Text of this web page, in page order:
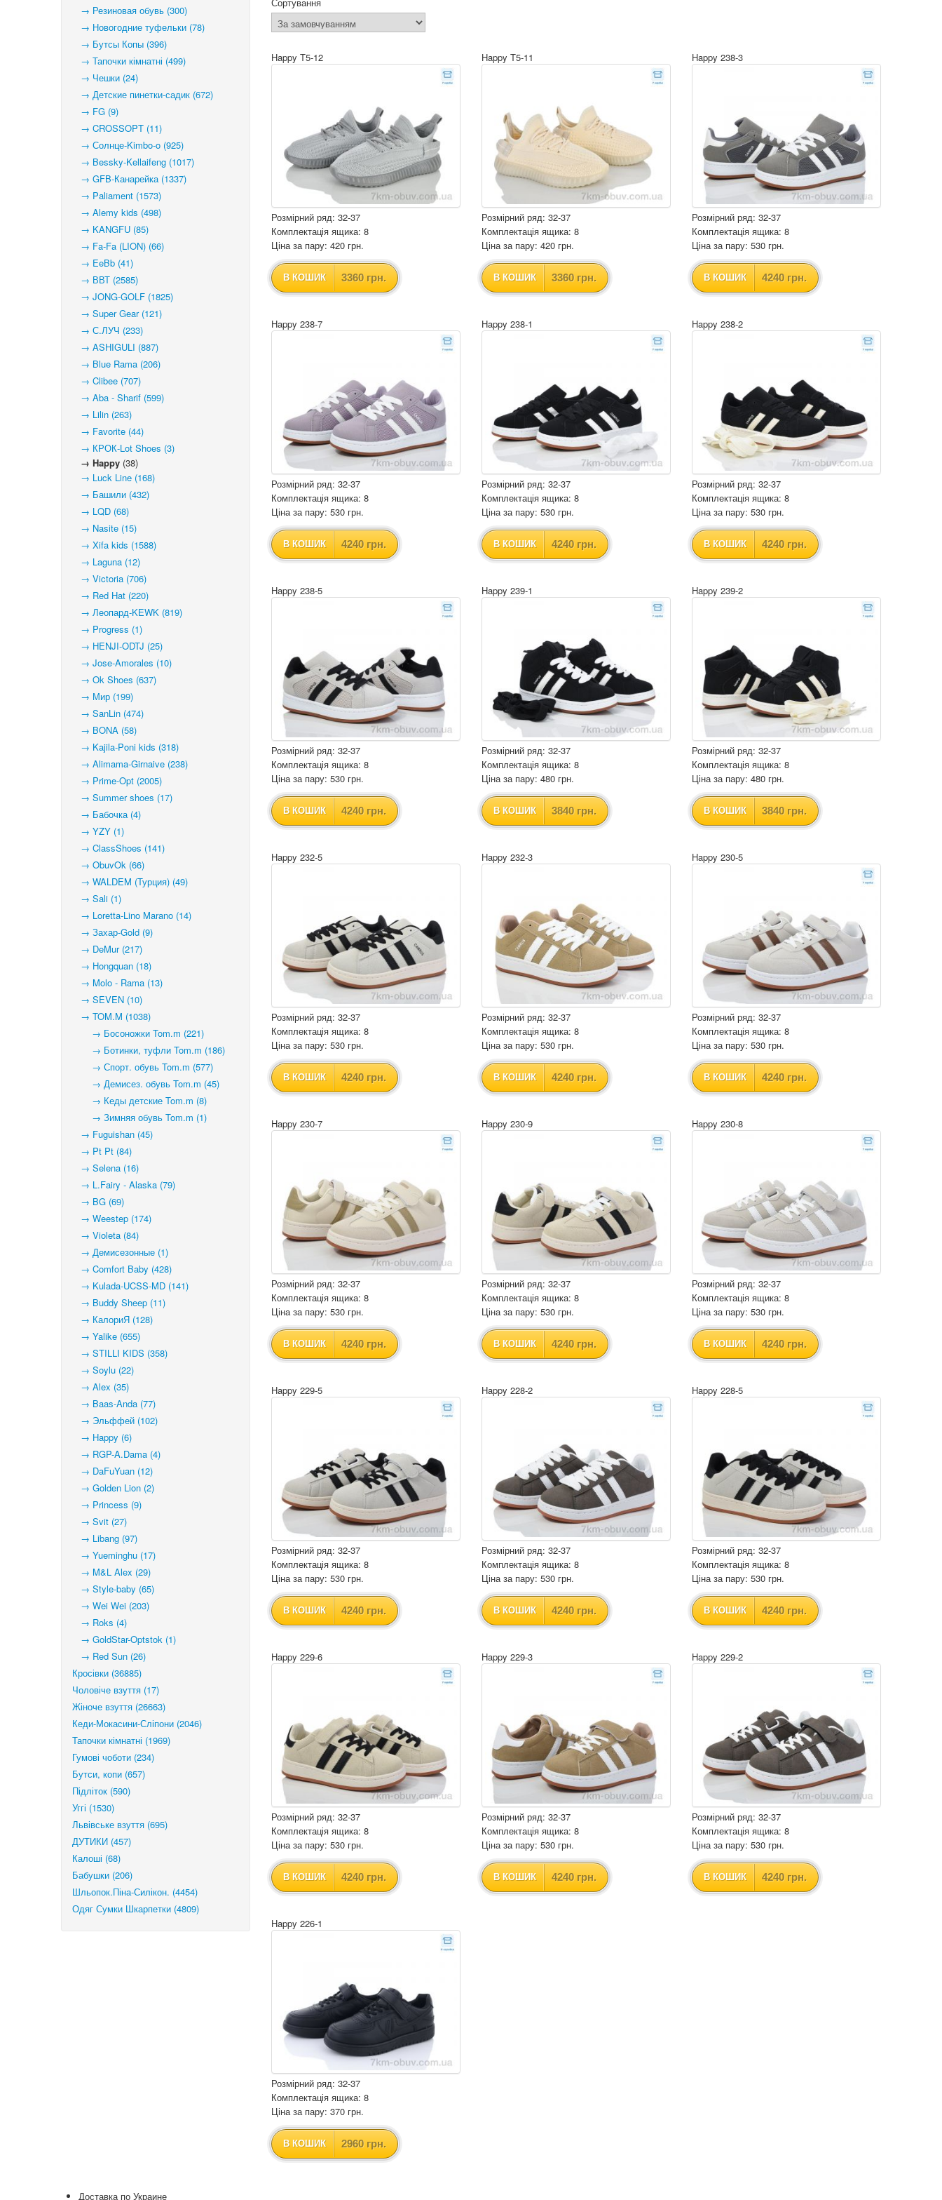
→ Резиновая обувь (300)
→ Новогодние туфельки (78)
→ Бутсы Копы (396)
→ Тапочки кімнатні (499)
→ Чешки (24)
→ Детские пинетки-садик (672)
→ FG (9)
→ CROSSOPT (11)
→ Солнце-Kimbo-o (925)
→ Bessky-Kellaifeng (1017)
→ GFB-Канарейка (1337)
→ Paliament (1573)
→ Alemy kids (498)
→ KANGFU (85)
→ Fa-Fa (LION) (66)
→ EeBb (41)
→ ВВТ (2585)
→ JONG-GOLF (1825)
→ Super Gear (121)
→ С.ЛУЧ (233)
→ ASHIGULI (887)
→ Blue Rama (206)
→ Clibee (707)
→ Aba - Sharif (599)
→ Lilin (263)
→ Favorite (44)
→ КРОК-Lot Shoes (3)
→ Happy (38)
→ Luck Line (168)
→ Башили (432)
→ LQD (68)
→ Nasite (15)
→ Xifa kids (1588)
→ Laguna (12)
→ Victoria (706)
→ Red Hat (220)
→ Леопард-KEWK (819)
→ Progress (1)
→ HENJI-ODTJ (25)
→ Jose-Amorales (10)
→ Ok Shoes (637)
→ Мир (199)
→ SanLin (474)
→ BONA (58)
→ Kajila-Poni kids (318)
→ Alimama-Girnaive (238)
→ Prime-Opt (2005)
→ Summer shoes (17)
→ Бабочка (4)
→ YZY (1)
→ ClassShoes (141)
→ ObuvOk (66)
→ WALDEM (Турция) (49)
→ Sali (1)
→ Loretta-Lino Marano (14)
→ Захар-Gold (9)
→ DeMur (217)
→ Hongquan (18)
→ Molo - Rama (13)
→ SEVEN (10)
→ TOM.M (1038)
→ Босоножки Tom.m (221)
→ Ботинки, туфли Tom.m (186)
→ Спорт. обувь Tom.m (577)
→ Демисез. обувь Tom.m (45)
→ Кеды детские Tom.m (8)
→ Зимняя обувь Tom.m (1)
→ Fuguishan (45)
→ Pt Pt (84)
→ Selena (16)
→ L.Fairy - Alaska (79)
→ BG (69)
→ Weestep (174)
→ Violeta (84)
→ Демисезонные (1)
→ Comfort Baby (428)
→ Kulada-UCSS-MD (141)
→ Buddy Sheep (11)
→ КалориЯ (128)
→ Yalike (655)
→ STILLI KIDS (358)
→ Soylu (22)
→ Alex (35)
→ Baas-Anda (77)
→ Эльффей (102)
→ Happy (6)
→ RGP-A.Dama (4)
→ DaFuYuan (12)
→ Golden Lion (2)
→ Princess (9)
→ Svit (27)
→ Libang (97)
→ Yueminghu (17)
→ M&L Alex (29)
→ Style-baby (65)
→ Wei Wei (203)
→ Roks (4)
→ GoldStar-Optstok (1)
→ Red Sun (26)
Кросівки (36885)
Чоловіче взуття (17)
Жіноче взуття (26663)
Кеди-Мокасини-Сліпони (2046)
Тапочки кімнатні (1969)
Гумові чоботи (234)
Бутси, копи (657)
Підліток (590)
Уггі (1530)
Львівське взуття (695)
ДУТИКИ (457)
Калоші (68)
Бабушки (206)
Шльопок.Піна-Силікон. (4454)
Одяг Сумки Шкарпетки (4809)
Happy T5-12
Розмірний ряд: 32-37
Комплектація ящика: 8
Ціна за пару: 420 грн.
В КОШИК 3360 грн.
Happy T5-11
Розмірний ряд: 32-37
Комплектація ящика: 8
Ціна за пару: 420 грн.
В КОШИК 3360 грн.
Happy 238-3
Розмірний ряд: 32-37
Комплектація ящика: 8
Ціна за пару: 530 грн.
В КОШИК 4240 грн.
Happy 238-7
Розмірний ряд: 32-37
Комплектація ящика: 8
Ціна за пару: 530 грн.
В КОШИК 4240 грн.
Happy 238-1
Розмірний ряд: 32-37
Комплектація ящика: 8
Ціна за пару: 530 грн.
В КОШИК 4240 грн.
Happy 238-2
Розмірний ряд: 32-37
Комплектація ящика: 8
Ціна за пару: 530 грн.
В КОШИК 4240 грн.
Happy 238-5
Розмірний ряд: 32-37
Комплектація ящика: 8
Ціна за пару: 530 грн.
В КОШИК 4240 грн.
Happy 239-1
Розмірний ряд: 32-37
Комплектація ящика: 8
Ціна за пару: 480 грн.
В КОШИК 3840 грн.
Happy 239-2
Розмірний ряд: 32-37
Комплектація ящика: 8
Ціна за пару: 480 грн.
В КОШИК 3840 грн.
Happy 232-5
Розмірний ряд: 32-37
Комплектація ящика: 8
Ціна за пару: 530 грн.
В КОШИК 4240 грн.
Happy 232-3
Розмірний ряд: 32-37
Комплектація ящика: 8
Ціна за пару: 530 грн.
В КОШИК 4240 грн.
Happy 230-5
Розмірний ряд: 32-37
Комплектація ящика: 8
Ціна за пару: 530 грн.
В КОШИК 4240 грн.
Happy 230-7
Розмірний ряд: 32-37
Комплектація ящика: 8
Ціна за пару: 530 грн.
В КОШИК 4240 грн.
Happy 230-9
Розмірний ряд: 32-37
Комплектація ящика: 8
Ціна за пару: 530 грн.
В КОШИК 4240 грн.
Happy 230-8
Розмірний ряд: 32-37
Комплектація ящика: 8
Ціна за пару: 530 грн.
В КОШИК 4240 грн.
Happy 229-5
Розмірний ряд: 32-37
Комплектація ящика: 8
Ціна за пару: 530 грн.
В КОШИК 4240 грн.
Happy 228-2
Розмірний ряд: 32-37
Комплектація ящика: 8
Ціна за пару: 530 грн.
В КОШИК 4240 грн.
Happy 228-5
Розмірний ряд: 32-37
Комплектація ящика: 8
Ціна за пару: 530 грн.
В КОШИК 4240 грн.
Happy 229-6
Розмірний ряд: 32-37
Комплектація ящика: 8
Ціна за пару: 530 грн.
В КОШИК 4240 грн.
Happy 229-3
Розмірний ряд: 32-37
Комплектація ящика: 8
Ціна за пару: 530 грн.
В КОШИК 4240 грн.
Happy 229-2
Розмірний ряд: 32-37
Комплектація ящика: 8
Ціна за пару: 530 грн.
В КОШИК 4240 грн.
Happy 226-1
Розмірний ряд: 32-37
Комплектація ящика: 8
Ціна за пару: 370 грн.
В КОШИК 2960 грн.
Доставка по Украине